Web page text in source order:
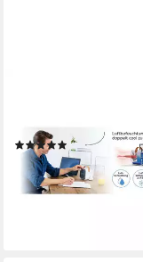
Breeze
(1)
ab 24,92 € UVP 53,99 €
-54%